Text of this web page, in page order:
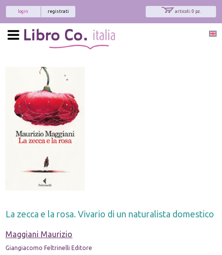
articoli: 0 pz.
registrati
login
La zecca e la rosa. Vivario di un naturalista domestico
Maggiani Maurizio
Giangiacomo Feltrinelli Editore